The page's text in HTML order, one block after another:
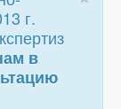
г.
в